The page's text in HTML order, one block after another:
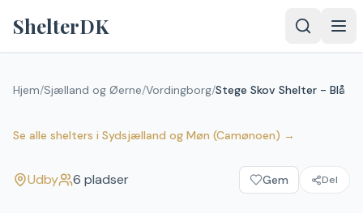
ShelterDK
Hjem/Sjælland og Øerne/Vordingborg/Stege Skov Shelter - Blå
Se alle shelters i Sydsjælland og Møn (Camønoen) →
Stege Skov Shelter - Blå
Udby
Udby 6 pladser Gem Del